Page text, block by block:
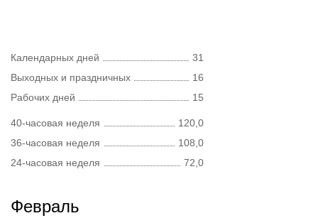
Календарных дней
31
Выходных и праздничных
16
Рабочих дней
15
40-часовая неделя
120,0
36-часовая неделя
108,0
24-часовая неделя
72,0
Февраль